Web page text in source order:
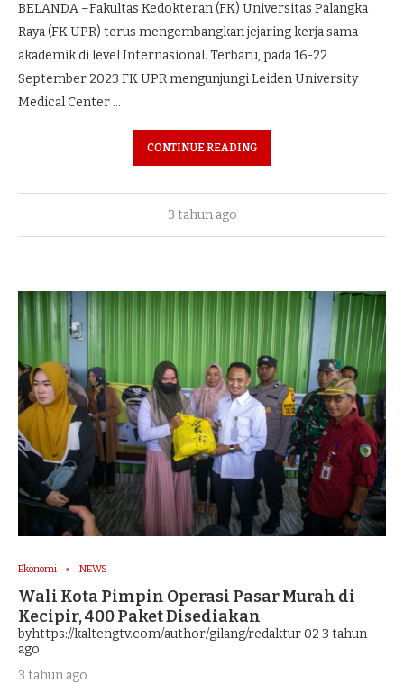
BELANDA –Fakultas Kedokteran (FK) Universitas Palangka
Raya (FK UPR) terus mengembangkan jejaring kerja sama
akademik di level Internasional. Terbaru, pada 16-22
September 2023 FK UPR mengunjungi Leiden University
Medical Center …
CONTINUE READING
3 tahun ago
Ekonomi NEWS
Wali Kota Pimpin Operasi Pasar Murah di
Kecipir, 400 Paket Disediakan
byhttps://kaltengtv.com/author/gilang/redaktur 02 3 tahun
ago
3 tahun ago